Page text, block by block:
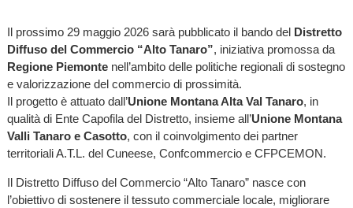
Il prossimo 29 maggio 2026 sarà pubblicato il bando del Distretto
Diffuso del Commercio “Alto Tanaro”, iniziativa promossa da
Regione Piemontenell’ambito delle politiche regionali di sostegno
e valorizzazione del commercio di prossimità.
Il progetto è attuato dall’Unione Montana Alta Val Tanaro, in
qualità di Ente Capofila del Distretto, insieme all’Unione Montana
Valli Tanaro e Casotto, con il coinvolgimento dei partner
territoriali A.T.L. del Cuneese, Confcommercio e CFPCEMON.
Il Distretto Diffuso del Commercio “Alto Tanaro” nasce con
l’obiettivo di sostenere il tessuto commerciale locale, migliorare